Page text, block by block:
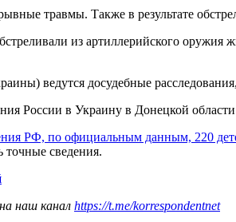
травмы. Также в результате
из артиллерийского
ведутся досудебные
России в Украину в Донецкой
РФ, по официальным данным, 220
сведения.
наш канал https://t.me/korrespondentnet